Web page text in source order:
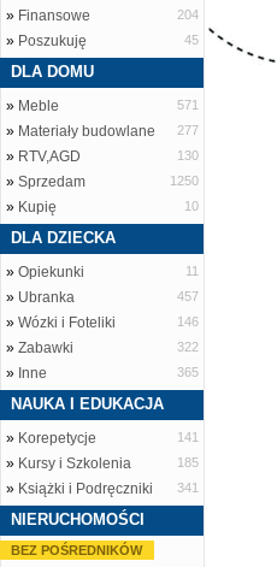
» Finansowe 204
» Poszukuję 45
DLA DOMU
» Meble 571
» Materiały budowlane 277
» RTV,AGD 130
» Sprzedam 1250
» Kupię 10
DLA DZIECKA
» Opiekunki 11
» Ubranka 457
» Wózki i Foteliki 146
» Zabawki 322
» Inne 365
NAUKA I EDUKACJA
» Korepetycje 141
» Kursy i Szkolenia 185
» Książki i Podręczniki 341
NIERUCHOMOŚCI
BEZ POŚREDNIKÓW